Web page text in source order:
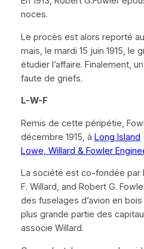
noces.
Le procès est alors reporté
mais, le mardi 15 juin 1915, le
étudier l’affaire. Finalement,
faute de griefs.
L-W-F
Remis de cette péripétie,
décembre 1915, à Long Island
Lowe, Willard & Fowler
La société est co-fondée par
F. Willard, and Robert G.
des fuselages d’avion en
plus grande partie des
associe Willard.